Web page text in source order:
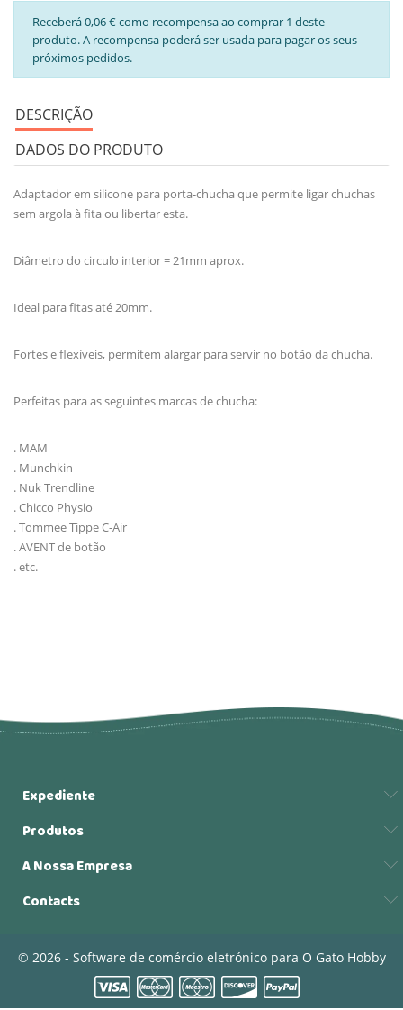
Receberá 0,06 € como recompensa ao comprar 1 deste
produto. A recompensa poderá ser usada para pagar os seus
próximos pedidos.
DESCRIÇÃO
DADOS DO PRODUTO
Adaptador em silicone para porta-chucha que permite ligar chuchas
sem argola à fita ou libertar esta.
Diâmetro do circulo interior = 21mm aprox.
Ideal para fitas até 20mm.
Fortes e flexíveis, permitem alargar para servir no botão da chucha.
Perfeitas para as seguintes marcas de chucha:
. MAM
. Munchkin
. Nuk Trendline
. Chicco Physio
. Tommee Tippe C-Air
. AVENT de botão
. etc.
Expediente
Produtos
A Nossa Empresa
Contacts
© 2026 - Software de comércio eletrónico para O Gato Hobby